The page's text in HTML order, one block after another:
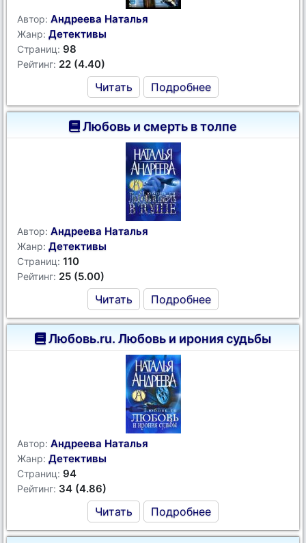
Автор: Андреева Наталья
Жанр: Детективы
Страниц: 98
Рейтинг: 22 (4.40)
Читать Подробнее
Любовь и смерть в толпе
Автор: Андреева Наталья
Жанр: Детективы
Страниц: 110
Рейтинг: 25 (5.00)
Читать Подробнее
Любовь.ru. Любовь и ирония судьбы
Автор: Андреева Наталья
Жанр: Детективы
Страниц: 94
Рейтинг: 34 (4.86)
Читать Подробнее